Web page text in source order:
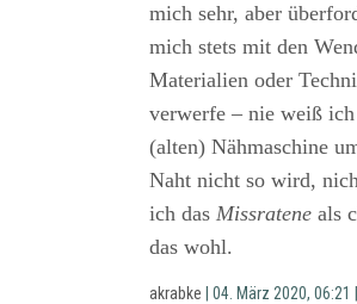
mich sehr, aber
mich stets mit den
Materialien oder
verwerfe – nie weiß
(alten) Nähmaschine
Naht nicht so wird,
ich das Missratene als
das wohl.
akrabke | 04. März 2020, 06:21 |